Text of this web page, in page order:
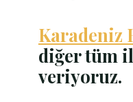
Karadeniz
diğer tüm
veriyoruz.